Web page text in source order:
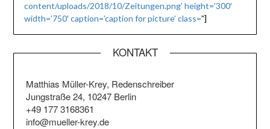
content/uploads/2018/10/Zeitungen.png’ height=’300′
width=’750′ caption=’caption for picture’ class=”]
KONTAKT
Matthias Müller-Krey, Redenschreiber
Jungstraße 24, 10247 Berlin
+49 177 3168361
info@mueller-krey.de